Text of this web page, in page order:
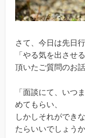
さて、今日は先日
「やる気を出させ
頂いたご質問のお話
「面談にて、いつ
めてもらい、
しかしそれができ
たらいいでしょうか